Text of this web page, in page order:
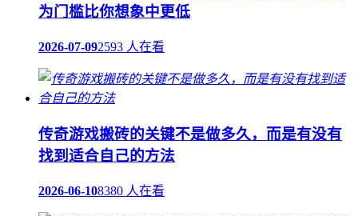
为门槛比你想象中更低
2026-07-092593 人在看
传奇游戏搬砖的关键不是做多久，而是有没有
找到适合自己的方法
2026-06-108380 人在看